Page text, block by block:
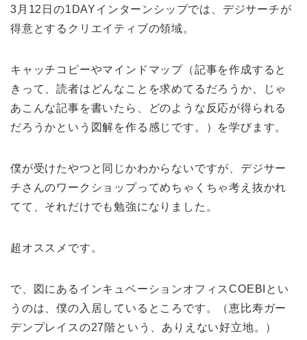
3月12日の1DAYインターンシップでは、デジサーチが
得意とするクリエイティブの領域。
キャッチコピーやマインドマップ（記事を作成すると
きって、読者はどんなことを求めてるだろうか、じゃ
あこんな記事を書いたら、どのような反応が得られる
だろうかという図解を作る感じです。）を学びます。
僕が受けたやつと同じかわからないですが、デジサー
チさんのワークショップってめちゃくちゃ考え抜かれ
てて、それだけでも勉強になりました。
超オススメです。
で、図にあるインキュベーションオフィスCOEBIとい
うのは、僕の入居しているところです。（恵比寿ガー
デンプレイスの27階という、ありえない好立地。）